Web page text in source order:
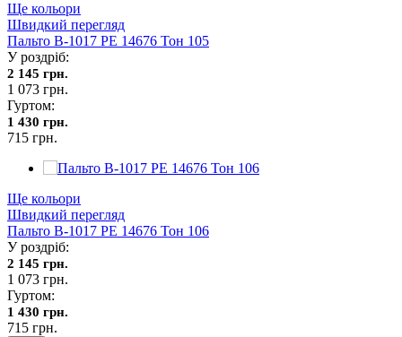
Ще кольори
Швидкий перегляд
Пальто В-1017 PE 14676 Тон 105
У роздріб:
2 145 грн.
1 073 грн.
Гуртом:
1 430 грн.
715 грн.
Ще кольори
Швидкий перегляд
Пальто В-1017 PE 14676 Тон 106
У роздріб:
2 145 грн.
1 073 грн.
Гуртом:
1 430 грн.
715 грн.